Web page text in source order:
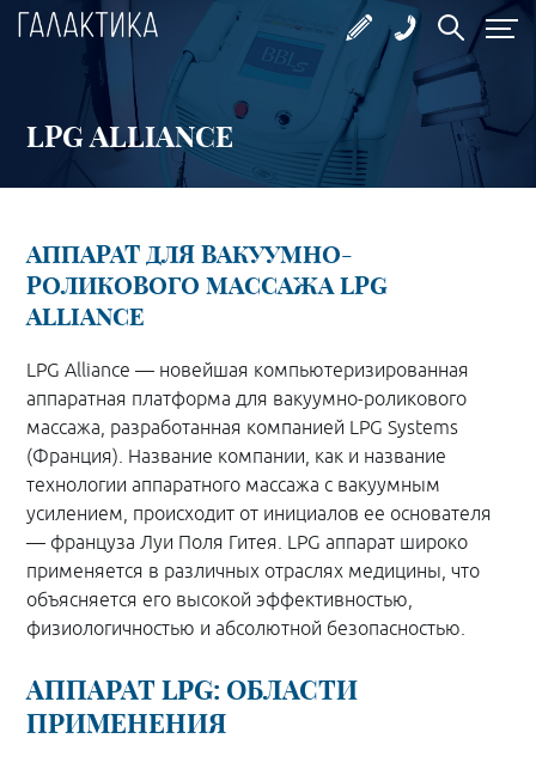
LPG ALLIANCE
АППАРАТ ДЛЯ ВАКУУМНО-
РОЛИКОВОГО МАССАЖА LPG
ALLIANCE
LPG Alliance — новейшая компьютеризированная
аппаратная платформа для вакуумно-роликового
массажа, разработанная компанией LPG Systems
(Франция). Название компании, как и название
технологии аппаратного массажа с вакуумным
усилением, происходит от инициалов ее основателя
— француза Луи Поля Гитея. LPG аппарат широко
применяется в различных отраслях медицины, что
объясняется его высокой эффективностью,
физиологичностью и абсолютной безопасностью.
АППАРАТ LPG: ОБЛАСТИ
ПРИМЕНЕНИЯ